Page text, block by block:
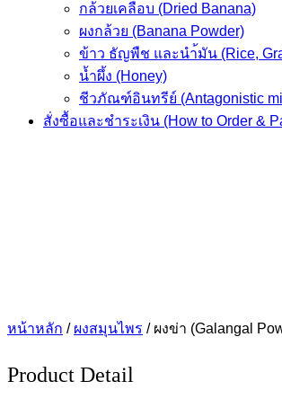
กล้วยเคลือบ (Dried Banana)
ผงกล้วย (Banana Powder)
ข้าว ธัญพืช และนำ้มัน (Rice,
น้ำผึ้ง (Honey)
ชีวภัณฑ์อินทรีย์ (Antagonistic
สั่งซื้อและชำระเงิน (How to Order &
หน้าหลัก / ผงสมุนไพร / ผงข่า (Galangal
Product Detail